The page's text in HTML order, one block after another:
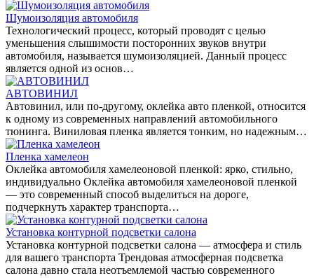
Шумоизоляция автомобиля
Технологический процесс, который проводят с целью
уменьшения слышимости посторонних звуков внутри
автомобиля, называется шумоизоляцией. Данный процесс
является одной из основ…
АВТОВИНИЛ
Автовинил, или по-другому, оклейка авто пленкой, относится
к одному из современных направлений автомобильного
тюнинга. Виниловая пленка является тонким, но надежным…
Пленка хамелеон
Оклейка автомобиля хамелеоновой пленкой: ярко, стильно,
индивидуально Оклейка автомобиля хамелеоновой пленкой
— это современный способ выделиться на дороге,
подчеркнуть характер транспорта…
Установка контурной подсветки салона
Установка контурной подсветки салона — атмосфера и стиль
для вашего транспорта Трендовая атмосферная подсветка
салона давно стала неотъемлемой частью современного